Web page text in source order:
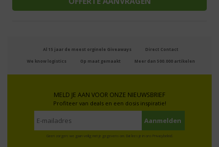
Al 15 jaar de meest orginele Giveaways Direct Contact
We know logistics Op maat gemaakt Meer dan 500.000 artikelen
MELD JE AAN VOOR ONZE NIEUWSBRIEF
Profiteer van deals en een dosis inspiratie!
Geen zorgen: we gaan veilig met je gegevens om. Dat lees je in ons Privacybeleid.